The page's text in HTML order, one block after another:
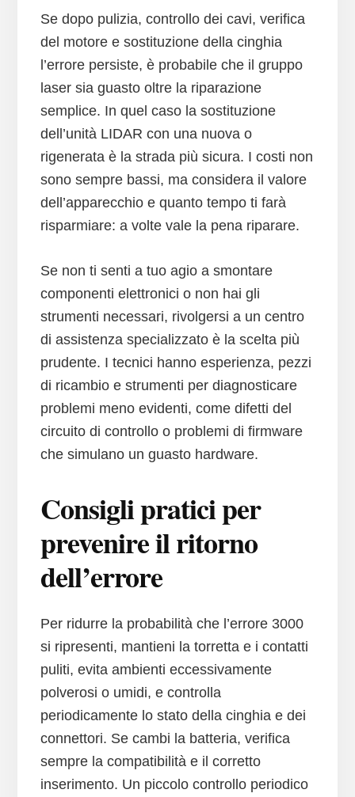
Se dopo pulizia, controllo dei cavi, verifica
del motore e sostituzione della cinghia
l’errore persiste, è probabile che il gruppo
laser sia guasto oltre la riparazione
semplice. In quel caso la sostituzione
dell’unità LIDAR con una nuova o
rigenerata è la strada più sicura. I costi non
sono sempre bassi, ma considera il valore
dell’apparecchio e quanto tempo ti farà
risparmiare: a volte vale la pena riparare.
Se non ti senti a tuo agio a smontare
componenti elettronici o non hai gli
strumenti necessari, rivolgersi a un centro
di assistenza specializzato è la scelta più
prudente. I tecnici hanno esperienza, pezzi
di ricambio e strumenti per diagnosticare
problemi meno evidenti, come difetti del
circuito di controllo o problemi di firmware
che simulano un guasto hardware.
Consigli pratici per
prevenire il ritorno
dell’errore
Per ridurre la probabilità che l’errore 3000
si ripresenti, mantieni la torretta e i contatti
puliti, evita ambienti eccessivamente
polverosi o umidi, e controlla
periodicamente lo stato della cinghia e dei
connettori. Se cambi la batteria, verifica
sempre la compatibilità e il corretto
inserimento. Un piccolo controllo periodico